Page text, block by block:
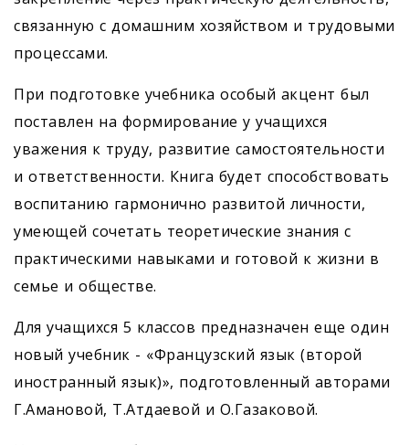
связанную с домашним хозяйством и трудовыми
процессами.
При подготовке учебника особый акцент был
поставлен на формирование у учащихся
уважения к труду, развитие самостоятельности
и ответственности. Книга будет способствовать
воспитанию гармонично развитой личности,
умеющей сочетать теоретические знания с
практическими навыками и готовой к жизни в
семье и обществе.
Для учащихся 5 классов предназначен еще один
новый учебник - «Французский язык (второй
иностранный язык)», подготовленный авторами
Г.Амановой, Т.Атдаевой и О.Газаковой.